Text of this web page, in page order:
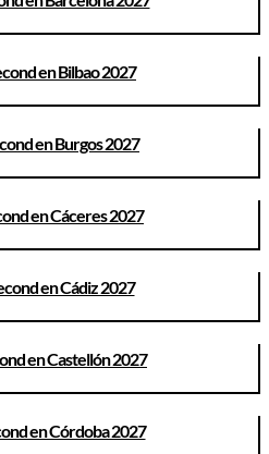
en Bilbao 2027
en Burgos 2027
en Cáceres 2027
en Cádiz 2027
en Castellón 2027
en Córdoba 2027